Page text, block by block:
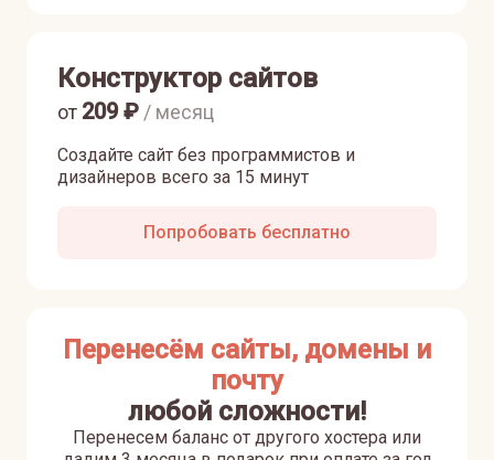
Конструктор сайтов
Создайте сайт без программистов и
дизайнеров всего за 15 минут
от 209₽ / месяц
Попробовать бесплатно
Перенесём сайты, домены и
почту
любой сложности!
Перенесем баланс от другого хостера или